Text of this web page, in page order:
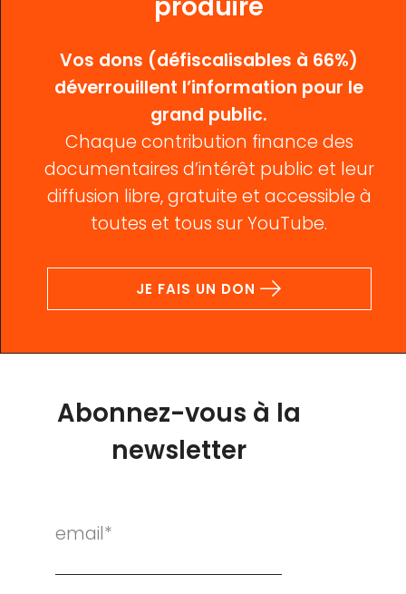
Vos dons (défiscalisables à 66%)
déverrouillent l’information pour le
grand public.
Chaque contribution finance des
documentaires d’intérêt public et leur
diffusion libre, gratuite et accessible à
toutes et tous sur YouTube.
JE FAIS UN DON
Abonnez-vous à la
newsletter
email*